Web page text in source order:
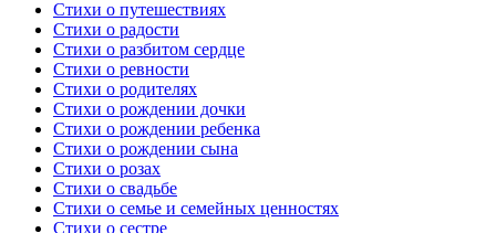
Стихи о путешествиях
Стихи о радости
Стихи о разбитом сердце
Стихи о ревности
Стихи о родителях
Стихи о рождении дочки
Стихи о рождении ребенка
Стихи о рождении сына
Стихи о розах
Стихи о свадьбе
Стихи о семье и семейных ценностях
Стихи о сестре